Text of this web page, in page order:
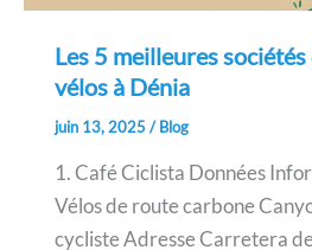
Les 5 meilleures
vélos à Dénia
juin 13, 2025/Blog
1. Café Ciclista Données
Vélos de route carbone
cycliste Adresse Carretera